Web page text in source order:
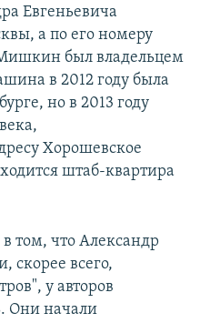
Евгеньевича
а по его номеру
был владельцем
в 2012 году была
но в 2013 году
Хорошевское
штаб-квартира
том, что Александр
скорее всего,
у авторов
Они начали